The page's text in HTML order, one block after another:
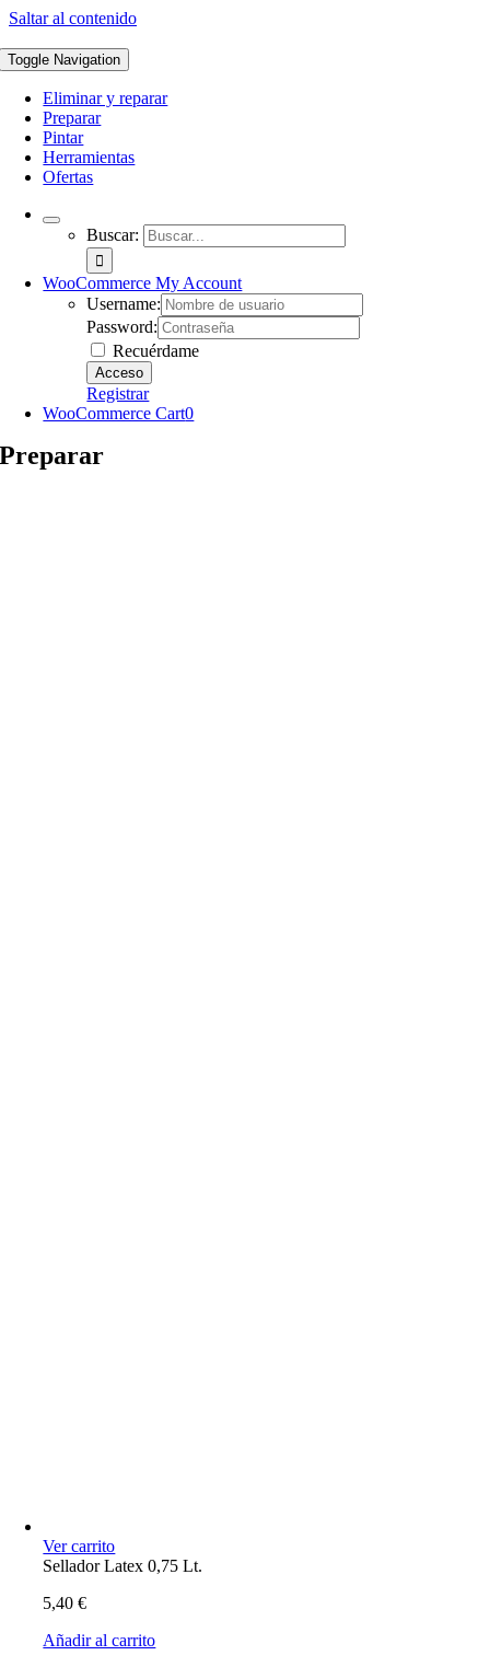
Saltar al contenido
Toggle Navigation
Eliminar y reparar
Preparar
Pintar
Herramientas
Ofertas
Buscar:
WooCommerce My Account
Username:
Password:
Recuérdame
Registrar
WooCommerce Cart0
Preparar
Ver carrito
Sellador Latex 0,75 Lt.
5,40€
Añadir al carrito